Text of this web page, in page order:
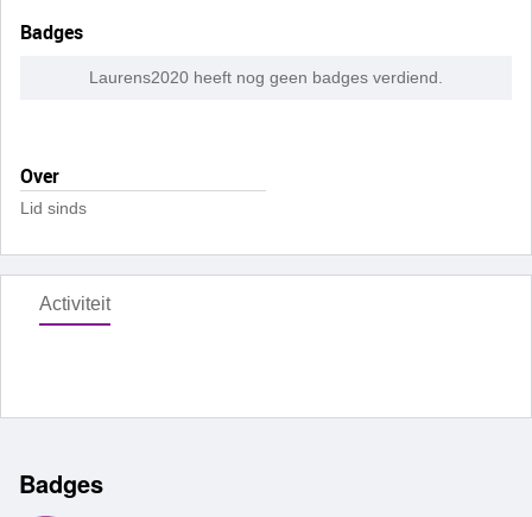
Badges
Laurens2020 heeft nog geen badges verdiend.
Over
Lid sinds
Activiteit
Badges